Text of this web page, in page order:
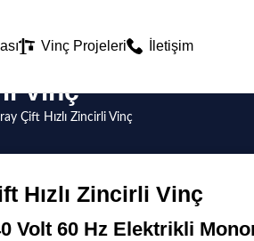
Vinç Projeleri İletişim
Vinç
Çift Hızlı Zincirli Vinç
Hızlı Zincirli Vinç
Volt 60 Hz Elektrikli